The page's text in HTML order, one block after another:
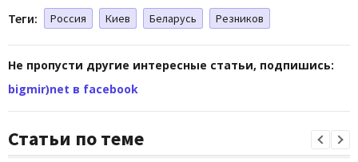
Теги: Россия Киев Беларусь Резников
Не пропусти другие интересные статьи, подпишись:
bigmir)net в facebook
Статьи по теме